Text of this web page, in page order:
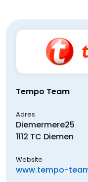
Tempo Team
Adres
Diemermere25
1112 TC Diemen
Website
www.tempo-